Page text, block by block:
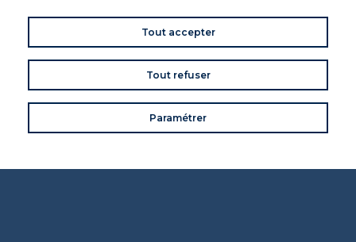
Tout accepter
Tout refuser
Paramétrer